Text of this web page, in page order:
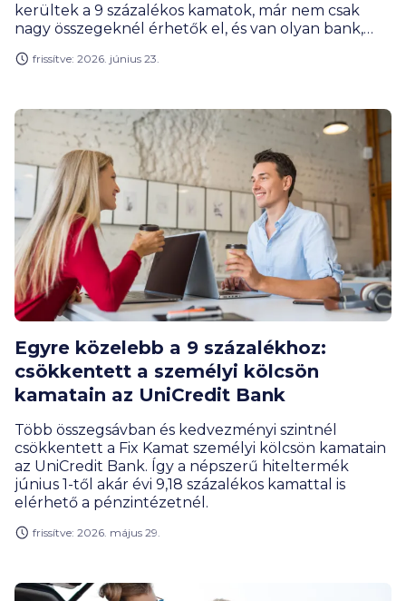
kerültek a 9 százalékos kamatok, már nem csak
nagy összegeknél érhetők el, és van olyan bank,
vágott. A nyár eleje most a hitelfelvevőknek
frissítve: 2026. június 23.
Egyre közelebb a 9 százalékhoz:
csökkentett a személyi kölcsön
kamatain az UniCredit Bank
Több összegsávban és kedvezményi szintnél
csökkentett a Fix Kamat személyi kölcsön kamatain
az UniCredit Bank. Így a népszerű hiteltermék
június 1-től akár évi 9,18 százalékos kamattal is
elérhető a pénzintézetnél.
frissítve: 2026. május 29.